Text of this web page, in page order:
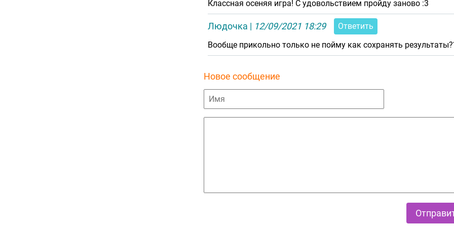
Классная осеняя игра! С удовольствием пройду заново :3
Людочка | 12/09/2021 18:29
Ответить
Вообще прикольно только не пойму как сохранять
Новое сообщение